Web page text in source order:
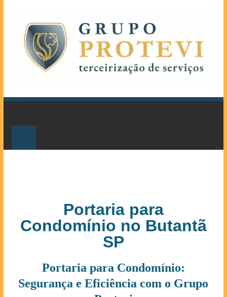
Portaria para
Condomínio no Butantã
SP
Portaria para Condomínio:
Segurança e Eficiência com o Grupo